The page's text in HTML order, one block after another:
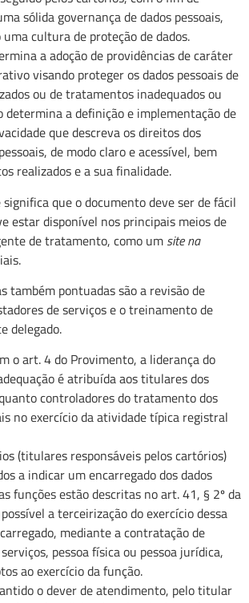
sólida governança de dados pessoais,
cultura de proteção de dados.
a adoção de providências de caráter
visando proteger os dados pessoais de
ou de tratamentos inadequados ou
determina a definição e implementação de
que descreva os direitos dos
de modo claro e acessível, bem
realizados e a sua finalidade.
significa que o documento deve ser de fácil
estar disponível nos principais meios de
de tratamento, como um site na
também pontuadas são a revisão de
de serviços e o treinamento de
delegado.
o art. 4 do Provimento, a liderança do
é atribuída aos titulares dos
controladores do tratamento dos
no exercício da atividade típica registral
(titulares responsáveis pelos cartórios)
a indicar um encarregado dos dados
funções estão descritas no art. 41, § 2º da
possível a terceirização do exercício dessa
mediante a contratação de
pessoa física ou pessoa jurídica,
ao exercício da função.
o dever de atendimento, pelo titular